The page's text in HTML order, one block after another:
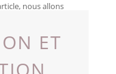
nous allons
l’industrieET